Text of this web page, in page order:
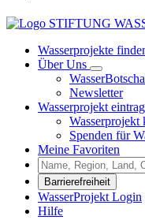
Wasserprojekte
Über Uns
Newsletter
Wasserprojekt
Wasserprojekt
Spenden für
Meine Favoriten
Barrierefreiheit
WasserProjekt Login
Hilfe